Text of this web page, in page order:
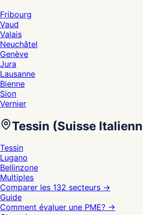
Fribourg
Vaud
Valais
Neuchâtel
Genève
Jura
Lausanne
Bienne
Sion
Vernier
Tessin (Suisse
Tessin
Lugano
Bellinzone
Multiples
Comparer les 132 secteurs →
Guide
Comment évaluer une PME? →